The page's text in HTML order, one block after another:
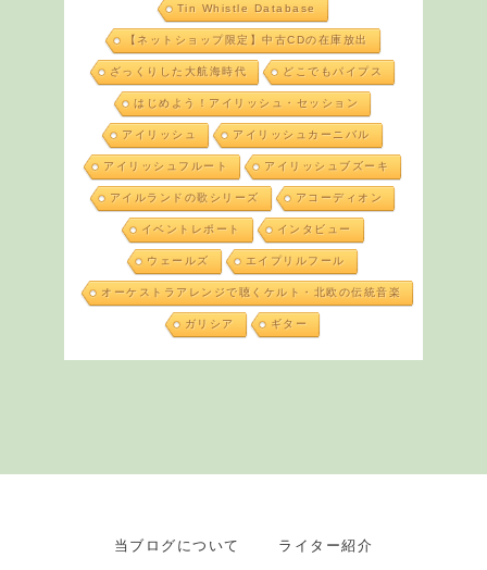
Tin Whistle Database
【ネットショップ限定】中古CDの在庫放出
ざっくりした大航海時代 どこでもパイプス
はじめよう！アイリッシュ・セッション
アイリッシュ アイリッシュカーニバル
アイリッシュフルート アイリッシュブズーキ
アイルランドの歌シリーズ アコーディオン
イベントレポート インタビュー
ウェールズ エイプリルフール
オーケストラアレンジで聴くケルト・北欧の伝統音楽
ガリシア ギター
当ブログについて
ライター紹介